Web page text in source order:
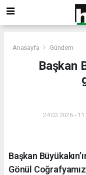
Anasayfa Gündem
Başkan
24.03.2026 -
Başkan
Gönül